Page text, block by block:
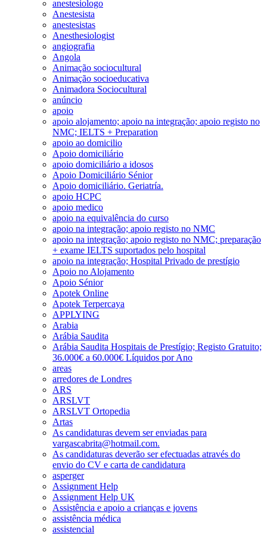
anestesiologo
Anestesista
anestesistas
Anesthesiologist
angiografia
Angola
Animação sociocultural
Animação socioeducativa
Animadora Sociocultural
anúncio
apoio
apoio alojamento; apoio na integração; apoio registo no
NMC; IELTS + Preparation
apoio ao domicilio
Apoio domiciliário
apoio domiciliário a idosos
Apoio Domiciliário Sénior
Apoio domiciliário. Geriatría.
apoio HCPC
apoio medico
apoio na equivalência do curso
apoio na integração; apoio registo no NMC
apoio na integração; apoio registo no NMC; preparação
+ exame IELTS suportados pelo hospital
apoio na integração; Hospital Privado de prestígio
Apoio no Alojamento
Apoio Sénior
Apotek Online
Apotek Terpercaya
APPLYING
Arabia
Arábia Saudita
Arábia Saudita Hospitais de Prestígio; Registo Gratuito;
36.000€ a 60.000€ Líquidos por Ano
areas
arredores de Londres
ARS
ARSLVT
ARSLVT Ortopedia
Artas
As candidaturas devem ser enviadas para
vargascabrita@hotmail.com.
As candidaturas deverão ser efectuadas através do
envio do CV e carta de candidatura
asperger
Assignment Help
Assignment Help UK
Assistência e apoio a crianças e jovens
assistência médica
assistencial